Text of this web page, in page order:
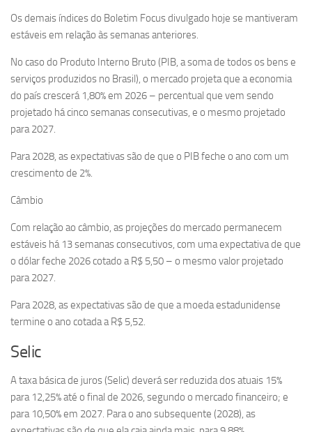
Os demais índices do Boletim Focus divulgado hoje se mantiveram
estáveis em relação às semanas anteriores.
No caso do Produto Interno Bruto (PIB, a soma de todos os bens e
serviços produzidos no Brasil), o mercado projeta que a economia
do país crescerá 1,80% em 2026 – percentual que vem sendo
projetado há cinco semanas consecutivas, e o mesmo projetado
para 2027.
Para 2028, as expectativas são de que o PIB feche o ano com um
crescimento de 2%.
Câmbio
Com relação ao câmbio, as projeções do mercado permanecem
estáveis há 13 semanas consecutivos, com uma expectativa de que
o dólar feche 2026 cotado a R$ 5,50 – o mesmo valor projetado
para 2027.
Para 2028, as expectativas são de que a moeda estadunidense
termine o ano cotada a R$ 5,52.
Selic
A taxa básica de juros (Selic) deverá ser reduzida dos atuais 15%
para 12,25% até o final de 2026, segundo o mercado financeiro; e
para 10,50% em 2027. Para o ano subsequente (2028), as